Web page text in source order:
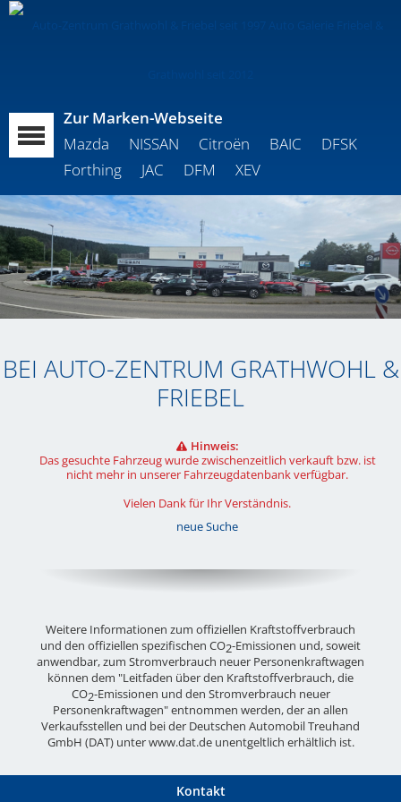
Zur Marken-Webseite
Mazda
NISSAN Citroën BAIC
DFSK
Forthing
JAC DFM XEV
BEI AUTO-ZENTRUM GRATHWOHL &
FRIEBEL
Hinweis:
Das gesuchte Fahrzeug wurde zwischenzeitlich verkauft bzw. ist
nicht mehr in unserer Fahrzeugdatenbank verfügbar.
Vielen Dank für Ihr Verständnis.
neue Suche
Weitere Informationen zum offiziellen Kraftstoffverbrauch
und den offiziellen spezifischen CO2-Emissionen und, soweit
anwendbar, zum Stromverbrauch neuer Personenkraftwagen
können dem "Leitfaden über den Kraftstoffverbrauch, die
CO2-Emissionen und den Stromverbrauch neuer
Personenkraftwagen" entnommen werden, der an allen
Verkaufsstellen und bei der Deutschen Automobil Treuhand
GmbH (DAT) unterwww.dat.deunentgeltlich erhältlich ist.
Kontakt